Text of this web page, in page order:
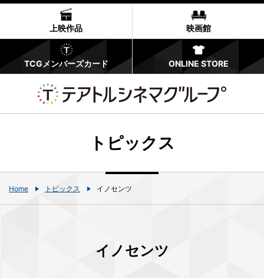
上映作品 映画館
TCGメンバーズカード ONLINE STORE
トピックス
Home トピックス イノセンツ
イノセンツ